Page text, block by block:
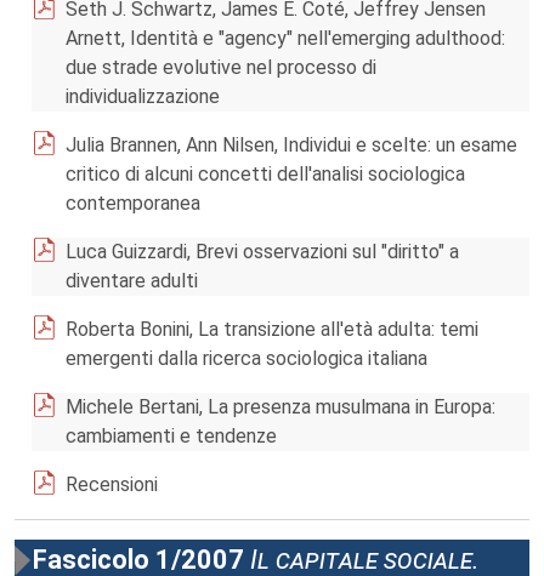
Seth J. Schwartz, James E. Coté, Jeffrey Jensen
Arnett, Identità e "agency" nell'emerging adulthood:
due strade evolutive nel processo di
individualizzazione
Julia Brannen, Ann Nilsen, Individui e scelte: un esame
critico di alcuni concetti dell'analisi sociologica
contemporanea
Luca Guizzardi, Brevi osservazioni sul "diritto" a
diventare adulti
Roberta Bonini, La transizione all'età adulta: temi
emergenti dalla ricerca sociologica italiana
Michele Bertani, La presenza musulmana in Europa:
cambiamenti e tendenze
Recensioni
Fascicolo 1/2007 Il capitale sociale.